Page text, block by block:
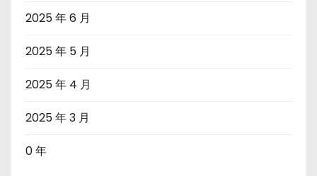
2025 年 6 月
2025 年 5 月
2025 年 4 月
2025 年 3 月
0 年